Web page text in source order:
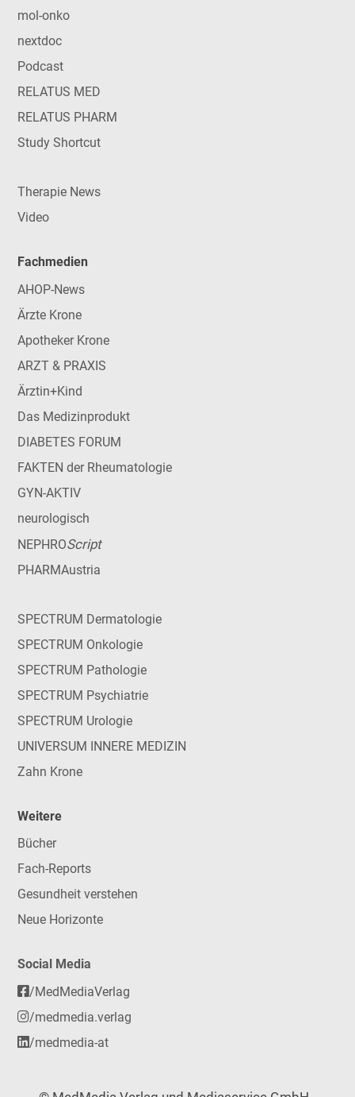
mol-onko
nextdoc
Podcast
RELATUS MED
RELATUS PHARM
Study Shortcut
Therapie News
Video
Fachmedien
AHOP-News
Ärzte Krone
Apotheker Krone
ARZT & PRAXIS
Ärztin+Kind
Das Medizinprodukt
DIABETES FORUM
FAKTEN der Rheumatologie
GYN-AKTIV
neurologisch
NEPHROScript
PHARMAustria
SPECTRUM Dermatologie
SPECTRUM Onkologie
SPECTRUM Pathologie
SPECTRUM Psychiatrie
SPECTRUM Urologie
UNIVERSUM INNERE MEDIZIN
Zahn Krone
Weitere
Bücher
Fach-Reports
Gesundheit verstehen
Neue Horizonte
Social Media
/MedMediaVerlag
/medmedia.verlag
/medmedia-at